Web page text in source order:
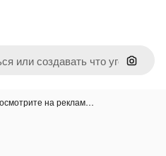
Поиск
на реклам…